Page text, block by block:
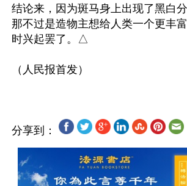
结论来，因为斑马身上出现了黑白
那不过是造物主想给人类一个更丰
时兴起罢了。△
分享到：